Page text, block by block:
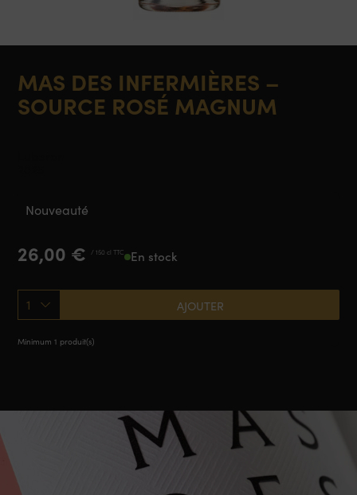
MAS DES INFERMIÈRES –
SOURCE ROSÉ MAGNUM
26,00 € / 150 cl TTC En stock
1 AJOUTER
Minimum 1 produit(s)
Nouveauté